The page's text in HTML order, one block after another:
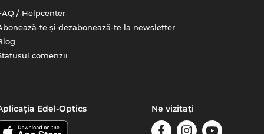
/ Helpcenter
te și dezabonează-te la newsletter
comenzii
Edel-Optics Ne vizitați